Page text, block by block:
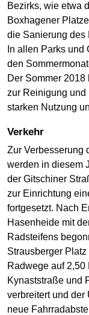
Bezirks, wie etwa
Boxhagener
die Sanierung des
In allen Parks
den
Der Sommer
zur Reinigung und
starken Nutzung
Verkehr
Zur Verbesserung
werden in diesem
der Gitschiner
zur Einrichtung
fortgesetzt. Nach
Hasenheide mit
Radsteifens
Strausberger
Radwege auf
Kynaststraße und
verbreitert und der
neue